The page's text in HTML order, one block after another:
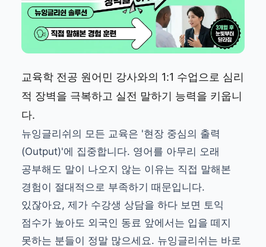
교육학 전공 원어민 강사와의 1:1 수업으로 심리
적 장벽을 극복하고 실전 말하기 능력을 키웁니
다.
뉴잉글리쉬의 모든 교육은 '현장 중심의 출력
(Output)'에 집중합니다. 영어를 아무리 오래
공부해도 말이 나오지 않는 이유는 직접 말해본
경험이 절대적으로 부족하기 때문입니다.
있잖아요, 제가 수강생 상담을 하다 보면 토익
점수가 높아도 외국인 동료 앞에서는 입을 떼지
못하는 분들이 정말 많으세요. 뉴잉글리쉬는 바로